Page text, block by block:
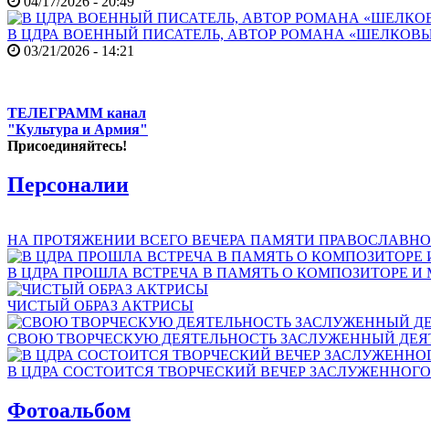
В ЦДРА ВОЕННЫЙ ПИСАТЕЛЬ, АВТОР РОМАНА
03/21/2026 - 14:21
ТЕЛЕГРАММ канал
"Культура и Армия"
Присоединяйтесь!
Персоналии
НА ПРОТЯЖЕНИИ ВСЕГО ВЕЧЕРА ПАМЯТИ
В ЦДРА ПРОШЛА ВСТРЕЧА В ПАМЯТЬ О КОМПОЗИТОРЕ
ЧИСТЫЙ ОБРАЗ АКТРИСЫ
СВОЮ ТВОРЧЕСКУЮ ДЕЯТЕЛЬНОСТЬ ЗАСЛУЖЕННЫЙ
В ЦДРА СОСТОИТСЯ ТВОРЧЕСКИЙ ВЕЧЕР
Фотоальбом